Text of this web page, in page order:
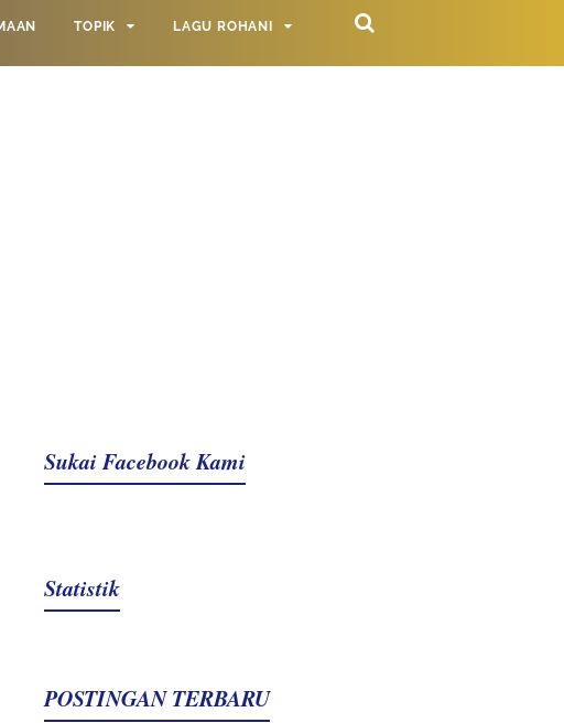
TOPIK LAGU ROHANI
Sukai Facebook Kami
Statistik
POSTINGAN TERBARU